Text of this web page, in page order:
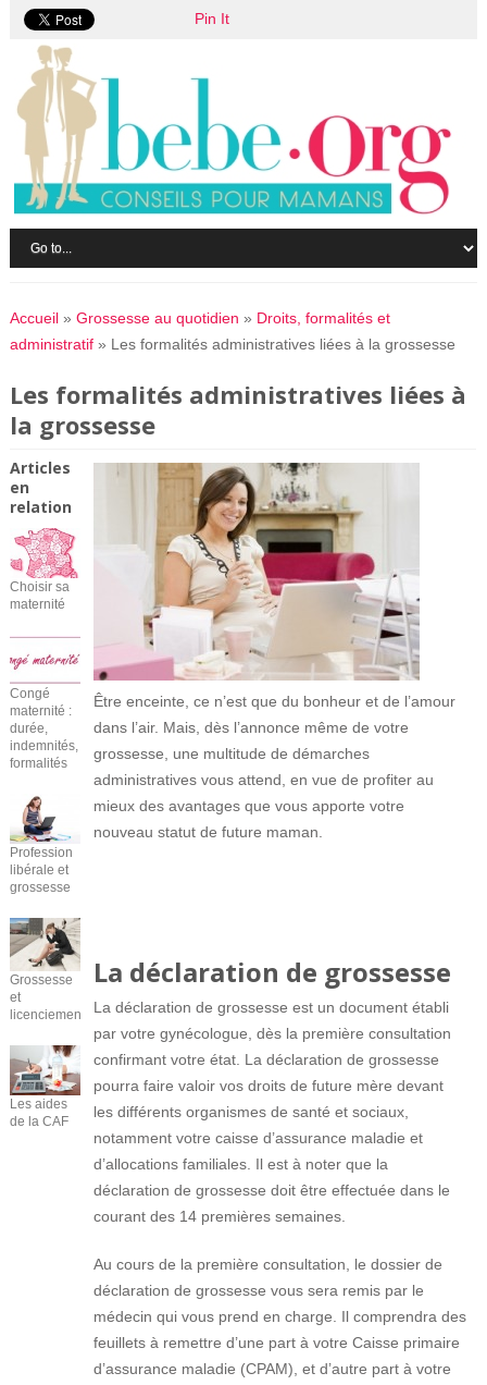
Accueil» Grossesse au quotidien » Droits, formalités et
administratif» Les formalités administratives liées à la grossesse
Les formalités administratives liées à
la grossesse
Être enceinte, ce n’est que du bonheur et de l’amour
dans l’air. Mais, dès l’annonce même de votre
grossesse, une multitude de démarches
administratives vous attend, en vue de profiter au
mieux des avantages que vous apporte votre
nouveau statut de future maman.
La déclaration de grossesse
La déclaration de grossesse est un document établi
par votre gynécologue, dès la première consultation
confirmant votre état. La déclaration de grossesse
pourra faire valoir vos droits de future mère devant
les différents organismes de santé et sociaux,
notamment votre caisse d’assurance maladie et
d’allocations familiales. Il est à noter que la
déclaration de grossesse doit être effectuée dans le
courant des 14 premières semaines.
Au cours de la première consultation, le dossier de
déclaration de grossesse vous sera remis par le
médecin qui vous prend en charge. Il comprendra des
feuillets à remettre d’une part à votre Caisse primaire
d’assurance maladie (CPAM), et d’autre part à votre
Articles
en
relation
Choisir sa
maternité
Congé
maternité :
durée,
indemnités,
formalités
Profession
libérale et
grossesse
Grossesse
et
licenciement
Les aides
de la CAF
Pin It